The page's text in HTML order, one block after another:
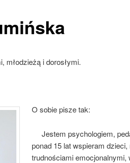
młodzieżą i dorosłymi.
O sobie pisze tak:
Jestem psychologiem,
ponad 15 lat wspieram
trudnościami